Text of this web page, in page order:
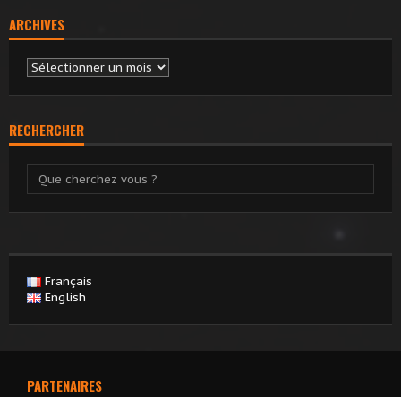
ARCHIVES
Archives
RECHERCHER
Français
English
PARTENAIRES